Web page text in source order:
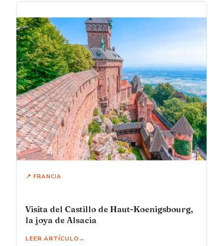
📍 FRANCIA
Visita del Castillo de Haut-Koenigsbourg,
la joya de Alsacia
LEER ARTÍCULO